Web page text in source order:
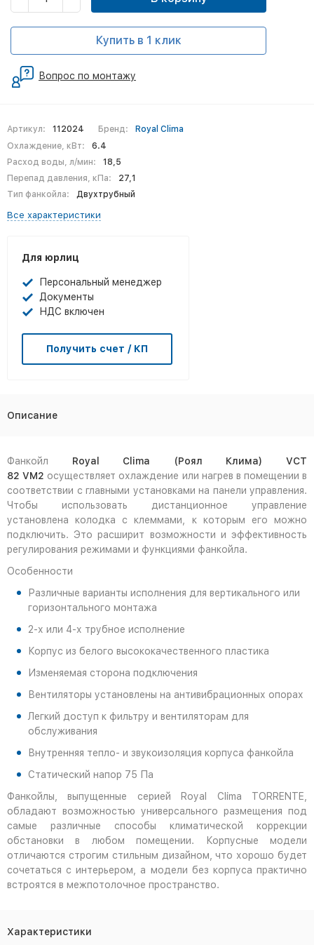
Артикул: 112024 Бренд:
Royal Clima
Охлаждение, кВт:
6.4
Расход воды, л/мин:
18,5
Перепад давления, кПа:
27,1
Тип фанкойла:
Двухтрубный
Все характеристики
Для юрлиц
Персональный менеджер
Документы
НДС включен
Получить счет / КП
Купить в 1 клик
Вопрос по монтажу
Описание
Фанкойл Royal Clima (Роял Клима) VCT
82VM2 осуществляет охлаждение или нагрев в помещении в
соответствии с главными установками на панели управления.
Чтобы использовать дистанционное управление
установлена колодка с клеммами, к которым его можно
подключить. Это расширит возможности и эффективность
регулирования режимами и функциями фанкойла.
Особенности
Различные варианты исполнения для вертикального или
горизонтального монтажа
2-х или 4-х трубное исполнение
Корпус из белого высококачественного пластика
Изменяемая сторона подключения
Вентиляторы установлены на антивибрационных опорах
Легкий доступ к фильтру и вентиляторам для
обслуживания
Внутренняя тепло- и звукоизоляция корпуса фанкойла
Статический напор 75 Па
Фанкойлы, выпущенные серией Royal Clima TORRENTE,
обладают возможностью универсального размещения под
самые различные способы климатической коррекции
обстановки в любом помещении. Корпусные модели
отличаются строгим стильным дизайном, что хорошо будет
сочетаться с интерьером, а модели без корпуса практично
встроятся в межпотолочное пространство.
Характеристики